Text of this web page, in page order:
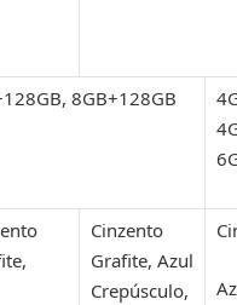
8GB+128GB
Cinzento
Grafite, Azul
Crepúsculo,